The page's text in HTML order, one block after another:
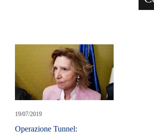
19/07/2019
Operazione Tunnel: